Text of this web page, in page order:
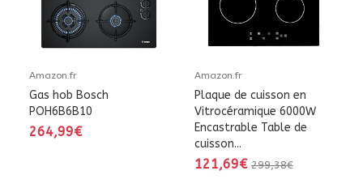
Amazon.fr
Gas hob Bosch
POH6B6B10
264,99€
Amazon.fr
Plaque de cuisson en
Vitrocéramique 6000W
Encastrable Table de
cuisson...
121,69€ 299,38€